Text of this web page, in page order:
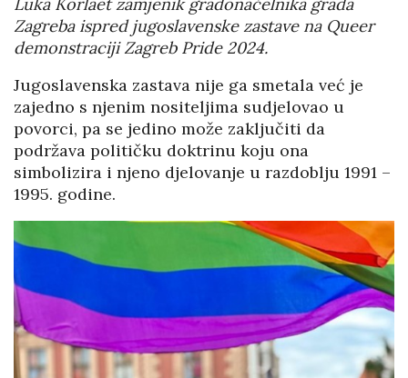
Luka Korlaet zamjenik gradonačelnika grada
Zagreba ispred jugoslavenske zastave na Queer
demonstraciji Zagreb Pride 2024.
Jugoslavenska zastava nije ga smetala već je
zajedno s njenim nositeljima sudjelovao u
povorci, pa se jedino može zaključiti da
podržava političku doktrinu koju ona
simbolizira i njeno djelovanje u razdoblju 1991 –
1995. godine.